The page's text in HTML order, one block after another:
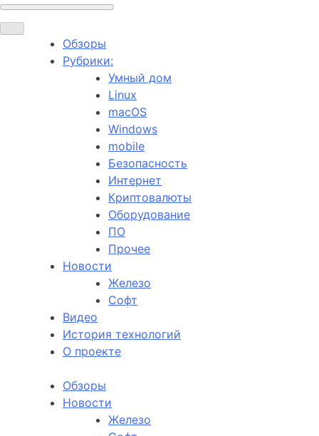
Обзоры
Рубрики:
Умный дом
Linux
macOS
Windows
mobile
Безопасность
Интернет
Криптовалюты
Оборудование
ПО
Прочее
Новости
Железо
Софт
Видео
История технологий
О проекте
Обзоры
Новости
Железо